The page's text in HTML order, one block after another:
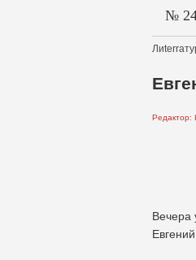
№
Редактор:
Вечера